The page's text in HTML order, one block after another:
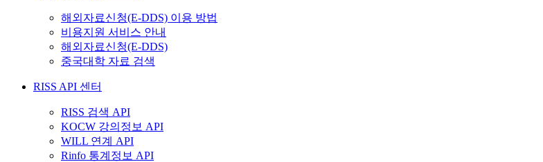
해외자료신청(E-DDS) 이용 방법
비용지원 서비스 안내
해외자료신청(E-DDS)
중국대학 자료 검색
RISS API 센터
RISS 검색 API
KOCW 강의정보 API
WILL 연계 API
Rinfo 통계정보 API